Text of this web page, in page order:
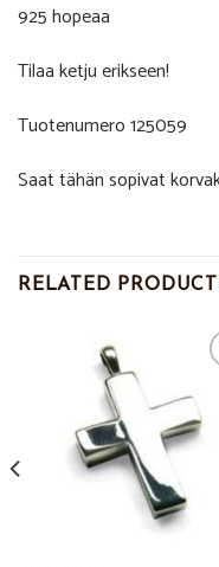
925 hopeaa
Tilaa ketju erikseen!
Tuotenumero 125059
Saat tähän sopivat
RELATED